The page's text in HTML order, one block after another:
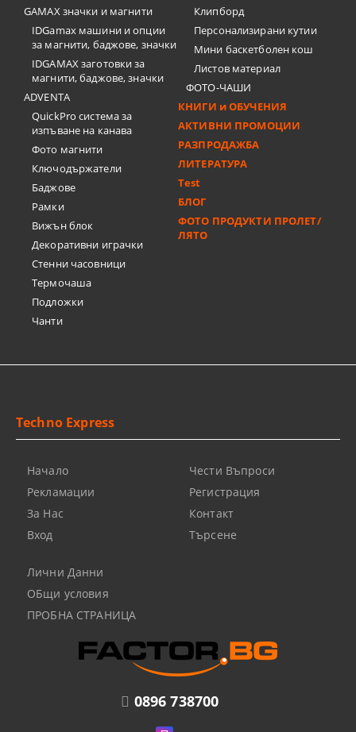
GAMAX значки и магнити
IDGamax машини и опции
за магнити, баджове, значки
IDGAMAX заготовки за
магнити, баджове, значки
ADVENTA
QuickPro система за
изпъване на канава
Фото магнити
Ключодържатели
Баджове
Рамки
Вижън блок
Декоративни играчки
Стенни часовници
Термочашa
Подложки
Чанти
Клипборд
Персонализирани кутии
Мини баскетболен кош
Листов материал
ФОТО-ЧАШИ
КНИГИ и ОБУЧЕНИЯ
АКТИВНИ ПРОМОЦИИ
РАЗПРОДАЖБА
ЛИТЕРАТУРА
Test
БЛОГ
ФОТО ПРОДУКТИ ПРОЛЕТ/
ЛЯТО
0896 738700
Techno Express
Начало
Рекламации
За Нас
Вход
Чести Въпроси
Регистрация
Контакт
Търсене
Лични Данни
ОБщи условия
ПРОБНА СТРАНИЦА